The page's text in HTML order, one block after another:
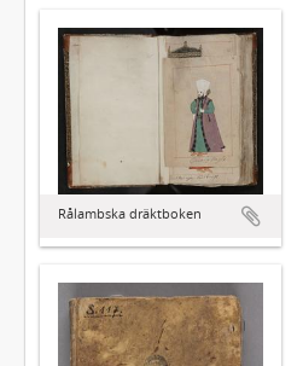
Rålambska dräktboken